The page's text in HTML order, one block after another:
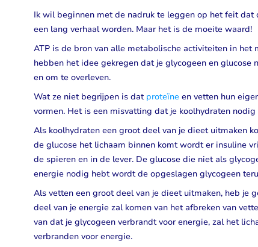
Taurine
Bekijk alles
Rhodiola
Bekijk alles
Ik wil beginnen met de nadruk te leggen op het feit
een lang verhaal worden. Maar het is de moeite waard!
ATP is de bron van alle metabolische activiteiten in het
hebben het idee gekregen dat je glycogeen en
en om te overleven.
Wat ze niet begrijpen is dat proteïne en vetten hun
vormen. Het is een misvatting dat je koolhydraten
Als koolhydraten een groot deel van je dieet uitmaken
de glucose het lichaam binnen komt wordt er insuline
de spieren en in de lever. De glucose die niet als
energie nodig hebt wordt de opgeslagen glycogeen
Als vetten een groot deel van je dieet uitmaken, heb je
deel van je energie zal komen van het afbreken van
van dat je glycogeen verbrandt voor energie, zal het
verbranden voor energie.